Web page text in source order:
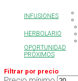
INFUSIONES
HERBOLARIO
OPORTUNIDAD
PRÓXIMOS
Filtrar por precio